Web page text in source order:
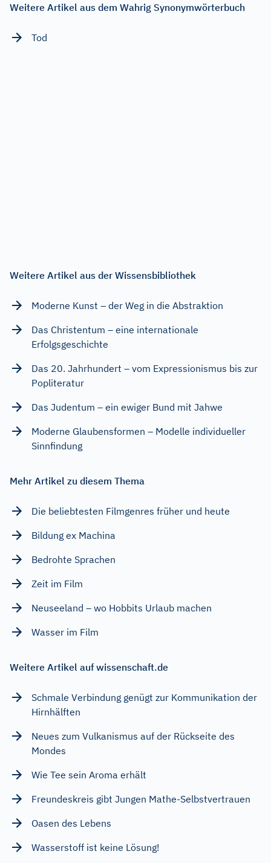
Weitere Artikel aus dem Wahrig Synonymwörterbuch
Tod
Weitere Artikel aus der Wissensbibliothek
Moderne Kunst – der Weg in die Abstraktion
Das Christentum – eine internationale
Erfolgsgeschichte
Das 20. Jahrhundert – vom Expressionismus bis zur
Popliteratur
Das Judentum – ein ewiger Bund mit Jahwe
Moderne Glaubensformen – Modelle individueller
Sinnfindung
Mehr Artikel zu diesem Thema
Die beliebtesten Filmgenres früher und heute
Bildung ex Machina
Bedrohte Sprachen
Zeit im Film
Neuseeland – wo Hobbits Urlaub machen
Wasser im Film
Weitere Artikel auf wissenschaft.de
Schmale Verbindung genügt zur Kommunikation der
Hirnhälften
Neues zum Vulkanismus auf der Rückseite des
Mondes
Wie Tee sein Aroma erhält
Freundeskreis gibt Jungen Mathe-Selbstvertrauen
Oasen des Lebens
Wasserstoff ist keine Lösung!